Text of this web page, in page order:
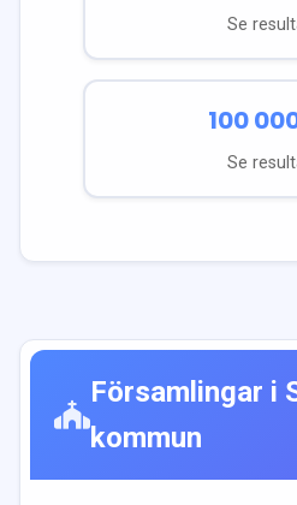
Se
100
Se
Församlingar i
kommun